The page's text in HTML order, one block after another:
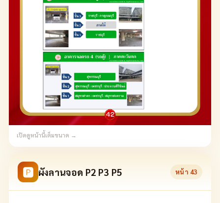
เปิดดูหน้านี้เต็มขนาด →
🅿 ผังลานจอด P2 P3 P5 หน้า 43